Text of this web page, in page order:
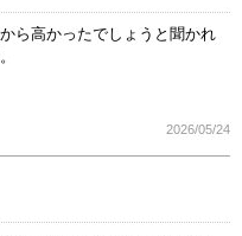
ら高かったでしょうと聞かれ
2026/05/24